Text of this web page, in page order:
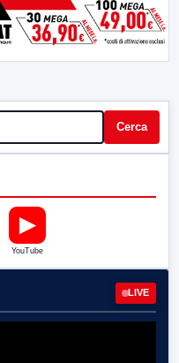
Cerca
▶
YouTube
LIVE